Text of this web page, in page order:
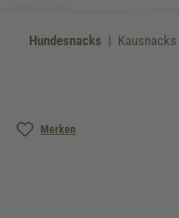
Hundesnacks
Merken
Bildergalerie überspringen